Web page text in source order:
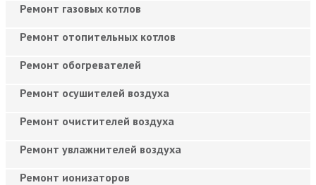
Ремонт газовых котлов
Ремонт отопительных котлов
Ремонт обогревателей
Ремонт осушителей воздуха
Ремонт очистителей воздуха
Ремонт увлажнителей воздуха
Ремонт ионизаторов